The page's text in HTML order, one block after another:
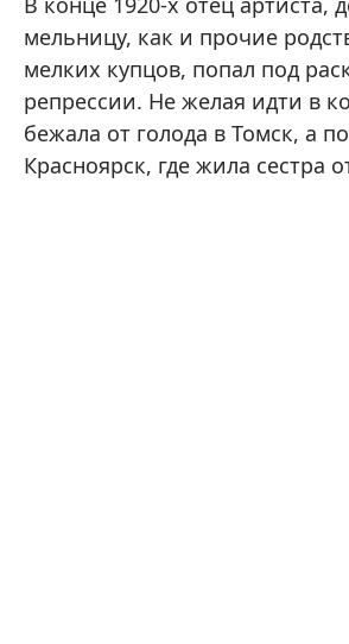
мельницу, как и прочие
мелких купцов, попал под
репрессии. Не желая идти в
бежала от голода в Томск, а
Красноярск, где жила сестра